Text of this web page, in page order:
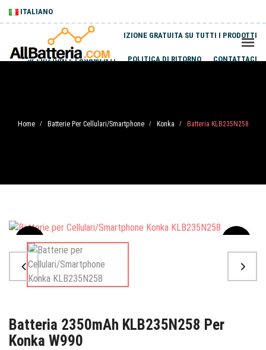
ITALIANO
SPEDIZIONE GRATUITA SU TUTTI I PRODOTTI
SPEDIZIONI E PAGAMENTI POLITICA DI RITORNO CONTATTACI
Home / Batterie Per Cellulari/Smartphone / Konka / Batteria KLB235N258
Sale
Batteria 2350mAh KLB235N258 Per
Konka W990